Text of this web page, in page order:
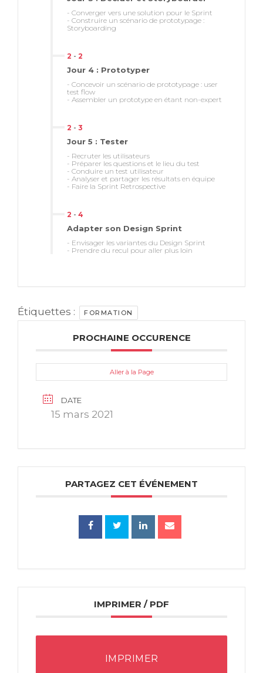
- Converger vers une solution pour le Sprint
- Construire un scénario de prototypage :
Storyboarding
2 - 2
Jour 4 : Prototyper
- Concevoir un scénario de prototypage : user
test flow
- Assembler un prototype en étant non-expert
2 - 3
Jour 5 : Tester
- Recruter les utilisateurs
- Préparer les questions et le lieu du test
- Conduire un test utilisateur
- Analyser et partager les résultats en équipe
- Faire la Sprint Retrospective
2 - 4
Adapter son Design Sprint
- Envisager les variantes du Design Sprint
- Prendre du recul pour aller plus loin
Étiquettes : FORMATION
PROCHAINE OCCURENCE
Aller à la Page
DATE
15 mars 2021
PARTAGEZ CET ÉVÉNEMENT
IMPRIMER / PDF
IMPRIMER